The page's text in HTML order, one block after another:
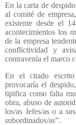
En la carta de
al comité de
existente desde el
acontecimientos los
de la empresa
conflictividad y
contravenía el marco
En el citado
provocaría el
tipifica como falta
obra, abuso de
los/as Jefes/as o a
subordinados/as”.